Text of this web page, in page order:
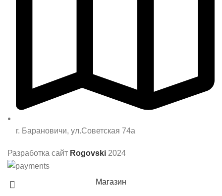
г. Барановичи, ул.Советская 74а
Разработка сайт Rogovski 2024
Магазин